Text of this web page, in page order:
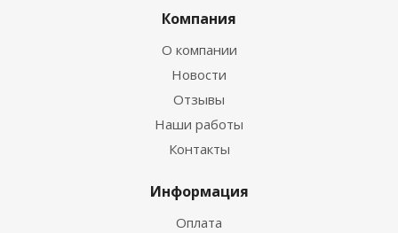
Компания
О компании
Новости
Отзывы
Наши работы
Контакты
Информация
Оплата